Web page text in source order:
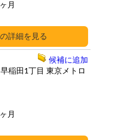
詳細
ヶ月
早稲田1丁目 東京メトロ
ヶ月
候補に追加